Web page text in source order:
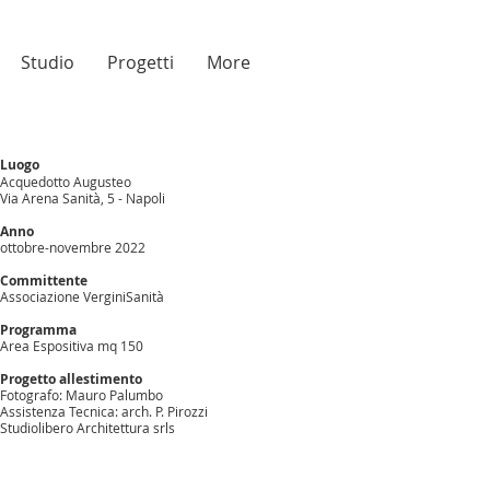
Studio Progetti More
Luogo
Acquedotto Augusteo
Via Arena Sanità, 5 - Napoli
Anno
ottobre-novembre 2022
Committente
Associazione VerginiSanità
Programma
Area Espositiva mq 150
Progetto allestimento
Fotografo: Mauro Palumbo
Assistenza Tecnica: arch. P. Pirozzi
Studiolibero Architettura srls